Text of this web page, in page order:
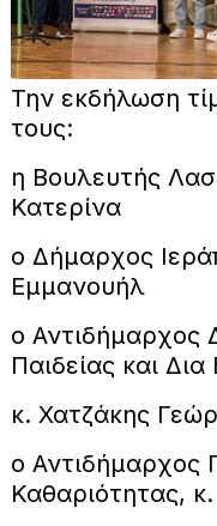
Την εκδήλωση
τους:
η Βουλευτής
Κατερίνα
ο Δήμαρχος
Εμμανουήλ
ο Αντιδήμαρχος
Παιδείας και
κ. Χατζάκης
ο Αντιδήμαρχος
Καθαριότητας,